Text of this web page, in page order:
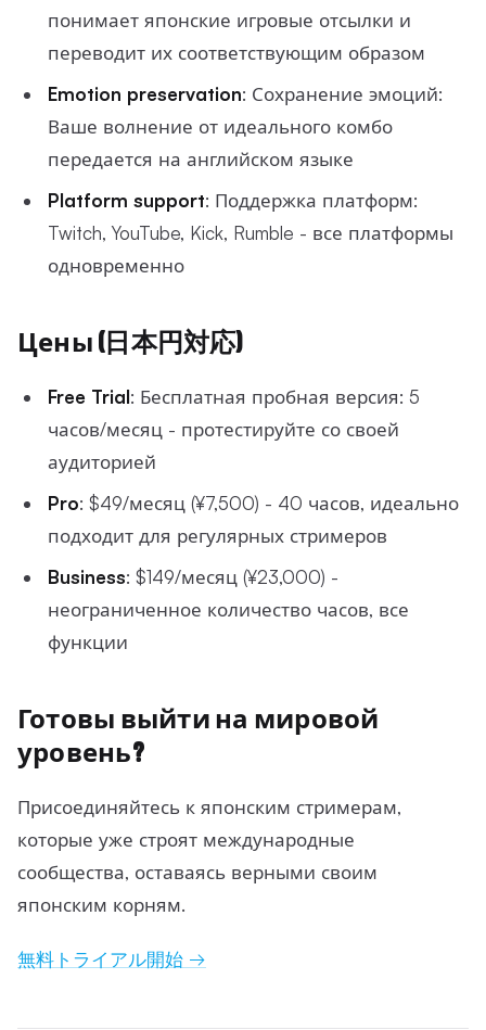
понимает японские игровые отсылки и
переводит их соответствующим образом
Emotion preservation: Сохранение эмоций:
Ваше волнение от идеального комбо
передается на английском языке
Platform support: Поддержка платформ:
Twitch, YouTube, Kick, Rumble - все платформы
одновременно
Цены (日本円対応)
Free Trial: Бесплатная пробная версия: 5
часов/месяц - протестируйте со своей
аудиторией
Pro: $49/месяц (¥7,500) - 40 часов, идеально
подходит для регулярных стримеров
Business: $149/месяц (¥23,000) -
неограниченное количество часов, все
функции
Готовы выйти на мировой
уровень?
Присоединяйтесь к японским стримерам,
которые уже строят международные
сообщества, оставаясь верными своим
японским корням.
無料トライアル開始 →